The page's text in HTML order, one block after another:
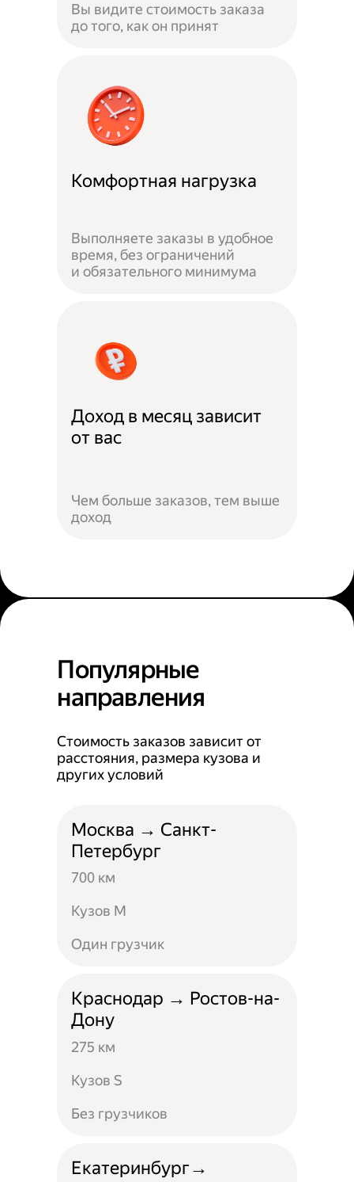
Вы видите стоимость заказа
до того, как он принят
Комфортная нагрузка
Выполняете заказы в удобное
время, без ограничений
и обязательного минимума
Доход в месяц зависит
от вас
Чем больше заказов, тем выше
доход
Популярные
направления
Стоимость заказов зависит от
расстояния, размера кузова и
других условий
Москва → Санкт-
Петербург
700 км
Кузов M
Один грузчик
Краснодар → Ростов-на-
Дону
275 км
Кузов S
Без грузчиков
Екатеринбург→